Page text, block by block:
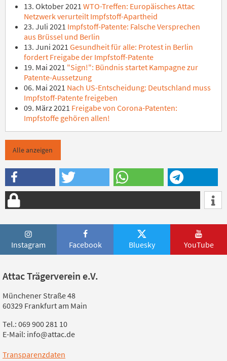
13. Oktober 2021 WTO-Treffen: Europäisches Attac
Netzwerk verurteilt Impfstoff-Apartheid
23. Juli 2021 Impfstoff-Patente: Falsche Versprechen
aus Brüssel und Berlin
13. Juni 2021 Gesundheit für alle: Protest in Berlin
fordert Freigabe der Impfstoff-Patente
19. Mai 2021 "Sign!": Bündnis startet Kampagne zur
Patente-Aussetzung
06. Mai 2021 Nach US-Entscheidung: Deutschland muss
Impfstoff-Patente freigeben
09. März 2021 Freigabe von Corona-Patenten:
Impfstoffe gehören allen!
Alle anzeigen
Instagram Facebook Bluesky YouTube
Attac Trägerverein e.V.
Münchener Straße 48
60329 Frankfurt am Main
Tel.: 069 900 281 10
E-Mail: info@attac.de
Transparenzdaten